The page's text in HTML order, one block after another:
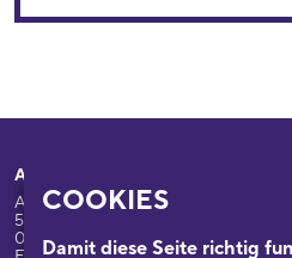
COOKIES
Damit diese Seite richtig
Adresse
Appellhofplatz 23-25
50667 Köln
0221/221-26332